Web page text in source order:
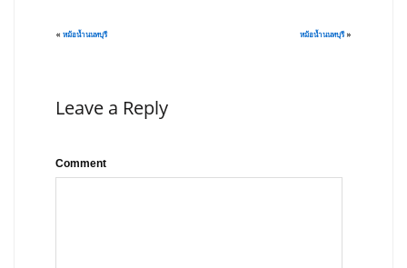
« หม้อน้ำนนทบุรี หม้อน้ำนนทบุรี»
Leave a Reply
Comment